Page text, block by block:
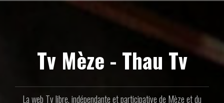
Tv Mèze - Thau Tv
La web Tv libre, indépendante et participative de Mèze et du